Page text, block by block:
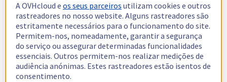
A OVHcloud eos seus parceiros utilizam cookies e outros
rastreadores no nosso website. Alguns rastreadores são
estritamente necessários para o funcionamento do site.
Permitem-nos, nomeadamente, garantir a segurança
do serviço ou assegurar determinadas funcionalidades
essenciais. Outros permitem-nos realizar medições de
audiência anónimas. Estes rastreadores estão isentos de
consentimento.